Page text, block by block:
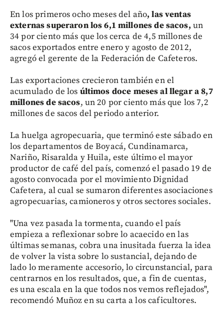
En los primeros ocho meses del año, las ventas
externas superaron los 6,1 millones de sacos, un
34 por ciento más que los cerca de 4,5 millones de
sacos exportados entre enero y agosto de 2012,
agregó el gerente de la Federación de Cafeteros.
Las exportaciones crecieron también en el
acumulado de los últimos doce meses al llegar a 8,7
millones de sacos, un 20 por ciento más que los 7,2
millones de sacos del periodo anterior.
La huelga agropecuaria, que terminó este sábado en
los departamentos de Boyacá, Cundinamarca,
Nariño, Risaralda y Huila, este último el mayor
productor de café del país, comenzó el pasado 19 de
agosto convocada por el movimiento Dignidad
Cafetera, al cual se sumaron diferentes asociaciones
agropecuarias, camioneros y otros sectores sociales.
"Una vez pasada la tormenta, cuando el país
empieza a reflexionar sobre lo acaecido en las
últimas semanas, cobra una inusitada fuerza la idea
de volver la vista sobre lo sustancial, dejando de
lado lo meramente accesorio, lo circunstancial, para
centrarnos en los resultados, que, a fin de cuentas,
es una escala en la que todos nos vemos reflejados",
recomendó Muñoz en su carta a los caficultores.